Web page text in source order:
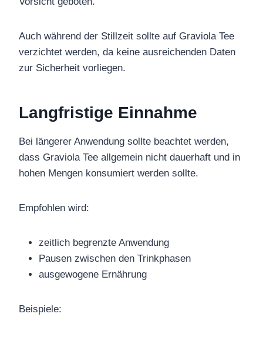
Auch während der Stillzeit sollte auf Graviola Tee
verzichtet werden, da keine ausreichenden Daten
zur Sicherheit vorliegen.
Langfristige Einnahme
Bei längerer Anwendung sollte beachtet werden,
dass Graviola Tee allgemein nicht dauerhaft und in
hohen Mengen konsumiert werden sollte.
Empfohlen wird:
zeitlich begrenzte Anwendung
Pausen zwischen den Trinkphasen
ausgewogene Ernährung
Beispiele: